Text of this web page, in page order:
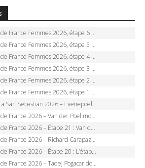
Femmes 2026, étape 6 – Kim Le Court-Pienaar gagne à Tournon, Reusser en jaune
2026, étape 5 – Demi Vollering gagne à Belleville, Reusser en jaune, Ferrand-Prévot coule
Femmes 2026, étape 4 – Marlen Reusser écrase le chrono, Ferrand-Prévot en crise
Femmes 2026, étape 3 – Sigrid Haugset en solitaire, 88 km d’échappée, maillot jaune
Femmes 2026, étape 2 – Lorena Wiebes doublé à Genève, Markus héroïque, 7e record
Femmes 2026, étape 1 – Lorena Wiebes intouchable à Lausanne, premier maillot jaune
Sebastian 2026 – Evenepoel recordman, 4e victoire, Carapaz battu au sprint
2026 – Van der Poel monumental à Paris, Pogacar égale le record des cinq sacres
– Étape 21 : Van der Poel, Pogacar, qui succédera à Wout van Aert sur les Champs-Elysées ?
2026 – Richard Carapaz roi des Alpes, doublé et maillot à pois, Seixas perd le podium
2026 – Étape 20 : L’étape reine, Galibier, Sarenne, Alpe d’Huez, qui succédera à Pogacar ?
2026 – Tadej Pogacar dompte l’Alpe d’Huez, 5e victoire, record de Pantani pulvérisé